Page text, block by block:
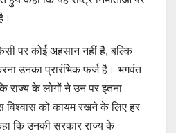
पर कोई अहसान नहीं है, बल्कि
उनका प्रारंभिक फर्ज है। भगवंत
राज्य के लोगों ने उन पर इतना
विश्वास को कायम रखने के लिए हर
कि उनकी सरकार राज्य के